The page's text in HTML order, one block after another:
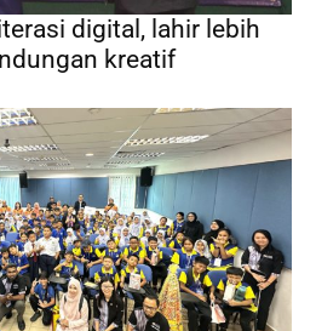
digital, lahir lebih
kreatif